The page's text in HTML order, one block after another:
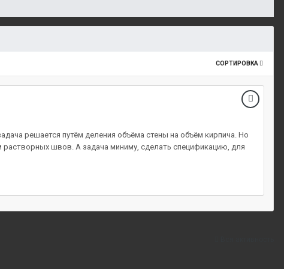
СОРТИРОВКА
решается путём деления объёма стены на объём кирпича. Но
растворных швов. А задача миниму, сделать спецификацию, для